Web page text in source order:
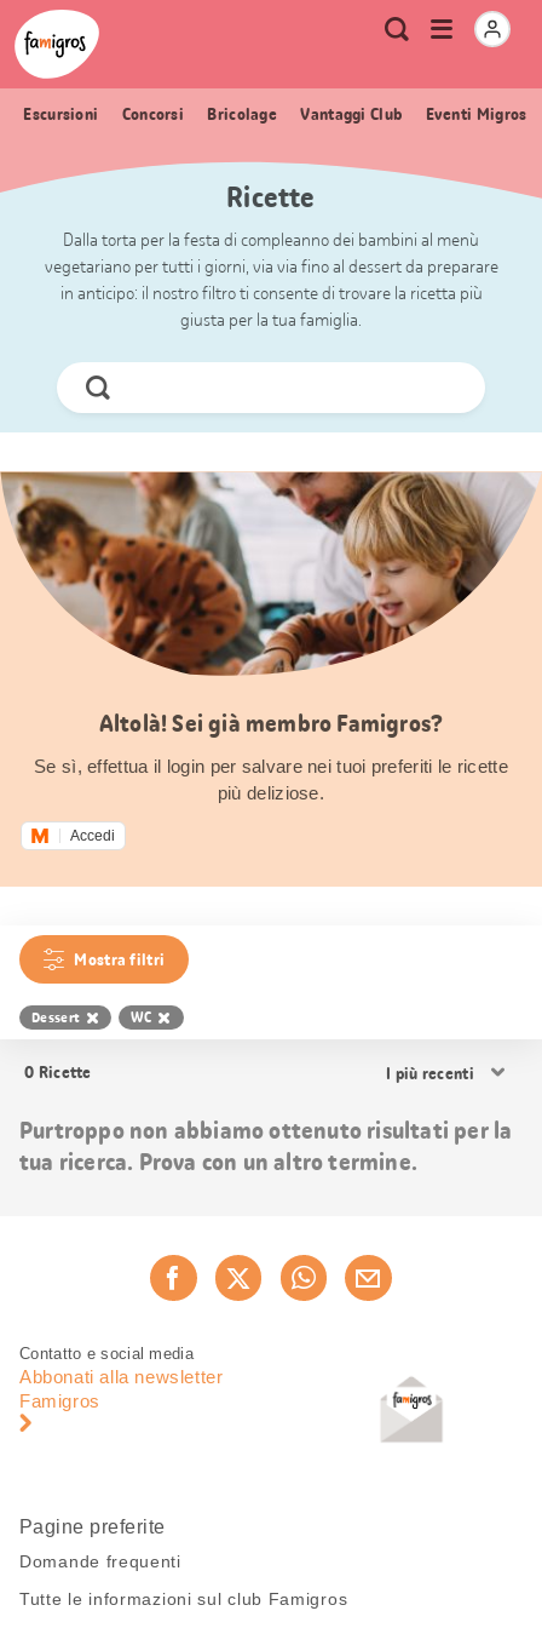
Navigazione
segnalibri
Header
Logo Metanavigazione
Ricerca
Apri
menu
Escursioni Concorsi Bricolage Vantaggi Club Eventi Migros
Ricette
Dalla torta per la festa di compleanno dei bambini al menù
vegetariano per tutti i giorni, via via fino al dessert da preparare
in anticipo: il nostro filtro ti consente di trovare la ricetta più
giusta per la tua famiglia.
Cerca
ora
Altolà! Sei già membro Famigros?
Se sì, effettua il login per salvare nei tuoi preferiti le ricette
più deliziose.
Accedi
Mostra filtri
Dessert WC
0 Ricette
i
Purtroppo non abbiamo ottenuto risultati per la
tua ricerca. Prova con un altro termine.
Consiglia ora
Piè
pagina
Navigazione
pagina
Contatto e social media
Abbonati alla newsletter
Famigros
Pagine preferite
Domande frequenti
Tutte le informazioni sul club Famigros